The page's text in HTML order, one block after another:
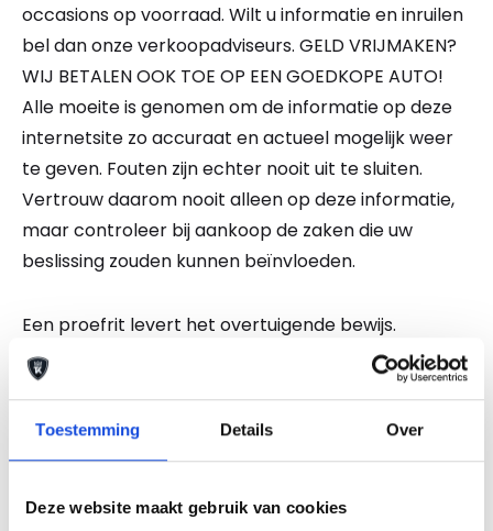
Toestemming Details Over
Deze website maakt gebruik van cookies
occasions op voorraad. Wilt u informatie en inruilen
bel dan onze verkoopadviseurs. GELD VRIJMAKEN?
WIJ BETALEN OOK TOE OP EEN GOEDKOPE AUTO!
Alle moeite is genomen om de informatie op deze
internetsite zo accuraat en actueel mogelijk weer
te geven. Fouten zijn echter nooit uit te sluiten.
Vertrouw daarom nooit alleen op deze informatie,
maar controleer bij aankoop de zaken die uw
beslissing zouden kunnen beïnvloeden.
Een proefrit levert het overtuigende bewijs.
Stel uw vraag
Maak een afspraak